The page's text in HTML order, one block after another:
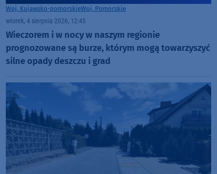
Woj. Kujawsko-pomorskieWoj. Pomorskie
wtorek, 4 sierpnia 2026, 12:45
Wieczorem i w nocy w naszym regionie
prognozowane są burze, którym mogą towarzyszyć
silne opady deszczu i grad